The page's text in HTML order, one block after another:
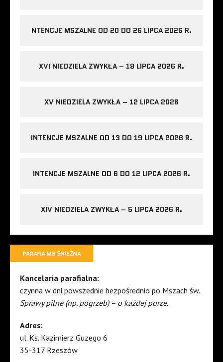
NTENCJE MSZALNE OD 20 DO 26 LIPCA 2026 R.
XVI NIEDZIELA ZWYKŁA – 19 LIPCA 2026 R.
XV NIEDZIELA ZWYKŁA – 12 LIPCA 2026
INTENCJE MSZALNE OD 13 DO 19 LIPCA 2026 R.
INTENCJE MSZALNE OD 6 DO 12 LIPCA 2026 R.
XIV NIEDZIELA ZWYKŁA – 5 LIPCA 2026 R.
PARAFIA MB ŚNIEŻNA
Kancelaria parafialna:
czynna w dni powszednie bezpośrednio po Mszach św.
Sprawy pilne (np. pogrzeb) – o każdej porze.
Adres:
ul. Ks. Kazimierz Guzego 6
35-317 Rzeszów